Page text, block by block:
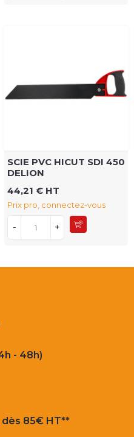
SCIE PVC HICUT SDI 450
DELION
44,21 € HT
Prix pro, connectez-vous
- +
- 48h)
85€ HT**